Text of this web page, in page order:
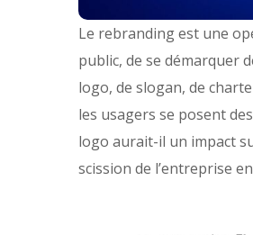
Le rebranding est une
public, de se démarquer
logo, de slogan, de
les usagers se posent
logo aurait-il un impact
scission de l’entreprise